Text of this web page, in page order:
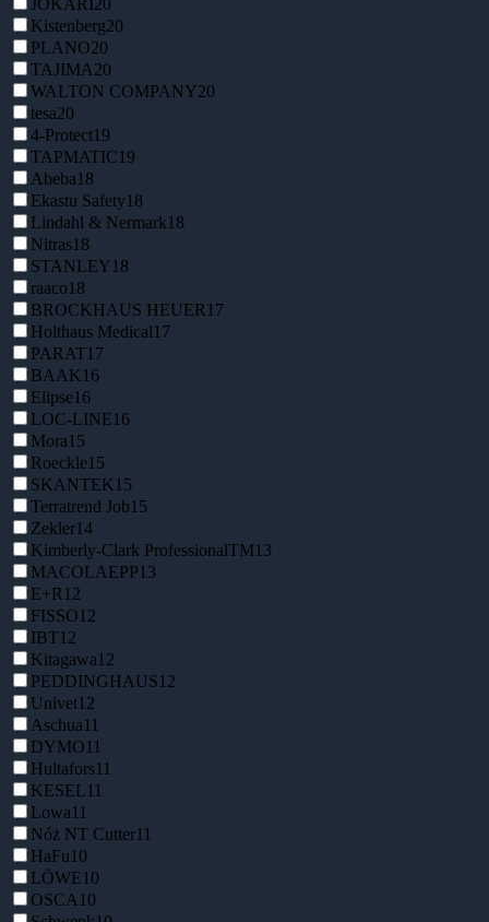
Kistenberg20
PLANO20
TAJIMA20
WALTON COMPANY20
tesa20
4-Protect19
TAPMATIC19
Abeba18
Ekastu Safety18
Lindahl & Nermark18
Nitras18
STANLEY18
raaco18
BROCKHAUS HEUER 17
Holthaus Medical17
PARAT17
BAAK 16
Elipse16
LOC-LINE16
Mora15
Roeckle15
SKANTEK 15
Terratrend Job15
Zekler14
Kimberly-Clark ProfessionalTM13
MACOLAEPP13
E+R 12
FISSO12
IBT12
Kitagawa12
PEDDINGHAUS12
Univet12
Aschua11
DYMO11
Hultafors11
KESEL11
Lowa11
Nóż NT Cutter11
HaFu10
LÖWE10
OSCA 10